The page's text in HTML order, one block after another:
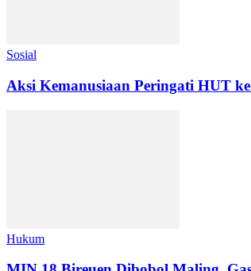
Sosial
Aksi Kemanusiaan Peringati HUT
Hukum